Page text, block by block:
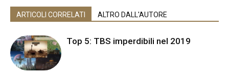
ARTICOLI CORRELATI ALTRO DALL'AUTORE
Top 5: TBS imperdibili nel 2019